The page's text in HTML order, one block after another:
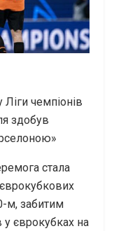
Ліги чемпіонів
здобув
стала
м, забитим
у єврокубках на